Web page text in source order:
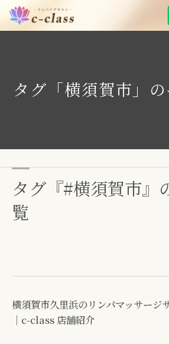
タグ「横須賀市」
タグ『#横須賀市』
覧
横須賀市久里浜のリンパマッサージ
｜c-class 店舗紹介